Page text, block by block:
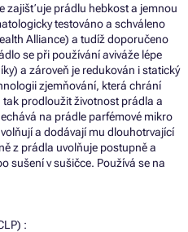
zajišťuje prádlu hebkost a jemnou
testováno a schváleno
Alliance) a tudíž doporučeno
se při používání aviváže lépe
a zároveň je redukován i statický
zjemňování, která chrání
prodloužit životnost prádla a
na prádle parfémové mikro
a dodávají mu dlouhotrvající
z prádla uvolňuje postupně a
sušení v sušičce. Používá se na
: